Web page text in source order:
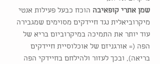
שמן אתרי קופאיבה הוכח כבעל פעילות אנטי
מיקרוביאלית נגד חיידקים מסוימים שמגבירה
עוד יותר את התמיכה במיקרוביום בריא של
הפה (= אורגניזם של אוכלוסיית חיידקים
בריאה), ובכך לעזור ולהילחם בחיידקי הפה